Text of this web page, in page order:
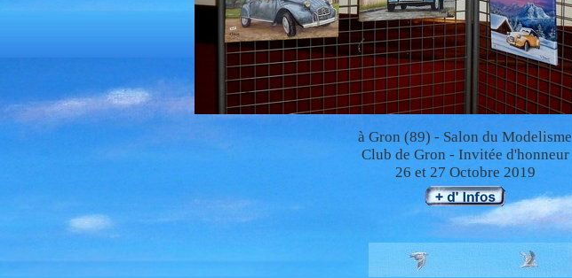
à Gron (89) - Salon du Modelisme
Club de Gron - Invitée d'honneur
26 et 27 Octobre 2019